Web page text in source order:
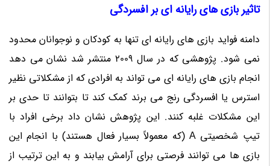
تاثیر بازی های رایانه ای بر افسردگی
دامنه فواید بازی های رایانه ای تنها به کودکان و نوجوانان محدود
نمی شود. پژوهشی که در سال 2009 منتشر شد نشان می دهد
انجام بازی های رایانه ای می تواند به افرادی که از مشکلاتی نظیر
استرس یا افسردگی رنج می برند کمک کند تا بتوانند تا حدی بر
این مشکلات غلبه کنند. این پژوهش نشان داد برخی افراد با
تیپ شخصیتی A (که معمولاً بسیار فعال هستند) با انجام این
بازی ها می توانند فرصتی برای آرامش بیابند و به این ترتیب از